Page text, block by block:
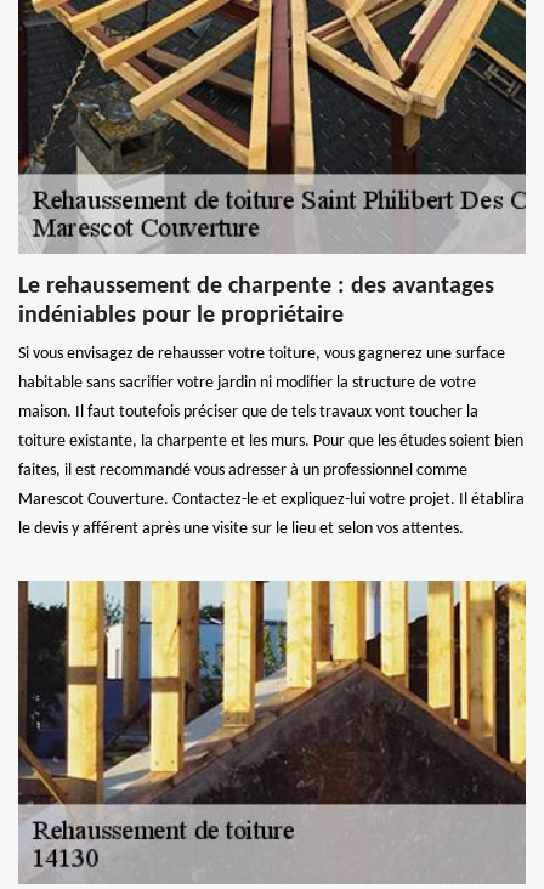
Le rehaussement de charpente : des avantages
indéniables pour le propriétaire
Si vous envisagez de rehausser votre toiture, vous gagnerez une surface
habitable sans sacrifier votre jardin ni modifier la structure de votre
maison. Il faut toutefois préciser que de tels travaux vont toucher la
toiture existante, la charpente et les murs. Pour que les études soient bien
faites, il est recommandé vous adresser à un professionnel comme
Marescot Couverture. Contactez-le et expliquez-lui votre projet. Il établira
le devis y afférent après une visite sur le lieu et selon vos attentes.